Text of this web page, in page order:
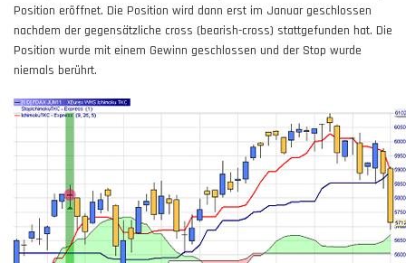
Position eröffnet. Die Position wird dann erst im Januar geschlossen
nachdem der gegensätzliche cross (bearish-cross) stattgefunden hat. Die
Position wurde mit einem Gewinn geschlossen und der Stop wurde
niemals berührt.